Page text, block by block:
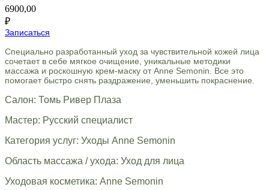
6900,00
₽
Записаться
Специально разработанный уход за чувствительной кожей лица
сочетает в себе мягкое очищение, уникальные методики
массажа и роскошную крем-маску от Anne Semonin. Все это
помогает быстро снять раздражение, уменьшить покраснение.
Салон: Томь Ривер Плаза
Мастер: Русский специалист
Категория услуг: Уходы Anne Semonin
Область массажа / ухода: Уход для лица
Уходовая косметика: Anne Semonin